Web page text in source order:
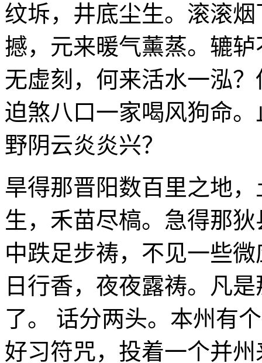
纹坼，井底尘生。滚滚
撼，元来暖气薰蒸。辘
无虚刻，何来活水一泓
迫煞八口一家喝风狗命
野阴云炎炎兴？
旱得那晋阳数百里之地
生，禾苗尽槁。急得那
中跌足步祷，不见一些
日行香，夜夜露祷。凡
了。 话分两头。本州有
好习符咒，投着一个并